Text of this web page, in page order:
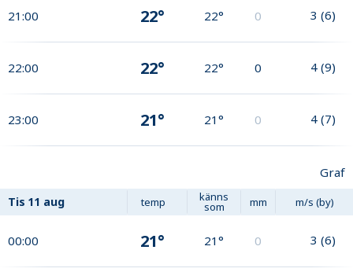
21:00 22° 22° 0 3 (6)
22:00 22° 22° 0 4 (9)
23:00 21° 21° 0 4 (7)
Graf
Tis 11 aug temp känns
som mm m/s (by)
00:00 21° 21° 0 3 (6)